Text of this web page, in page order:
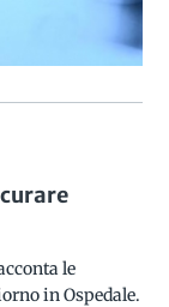
le
in Ospedale.